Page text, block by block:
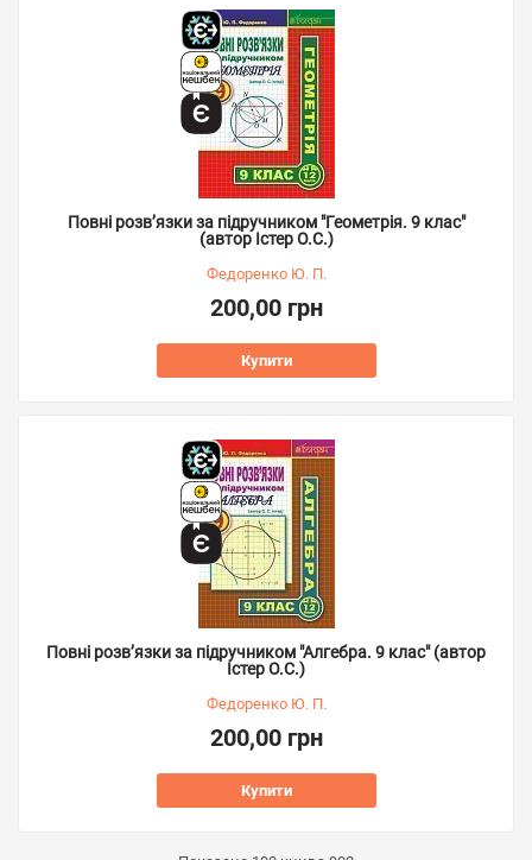
Повні розв’язки за підручником "Геометрія. 9 клас"
(автор Істер О.С.)
Федоренко Ю. П.
200,00 грн
Купити
Повні розв’язки за підручником "Алгебра. 9 клас" (автор
Істер О.С.)
Федоренко Ю. П.
200,00 грн
Купити